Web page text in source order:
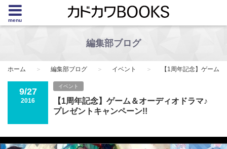
menu
編集部ブログ
ホーム 編集部ブログ イベント 【1周年記念】ゲーム
9/27
2016
イベント
【1周年記念】ゲーム＆オーディオドラマ♪
プレゼントキャンペーン!!